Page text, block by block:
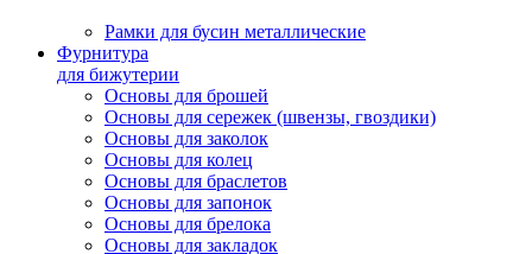
Рамки для бусин металлические
Фурнитура
для бижутерии
Основы для брошей
Основы для сережек (швензы, гвоздики)
Основы для заколок
Основы для колец
Основы для браслетов
Основы для запонок
Основы для брелока
Основы для закладок